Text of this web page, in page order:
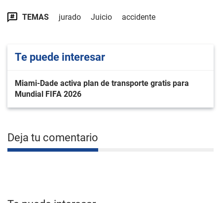
TEMAS jurado Juicio accidente
Te puede interesar
Miami-Dade activa plan de transporte gratis para
Mundial FIFA 2026
Deja tu comentario